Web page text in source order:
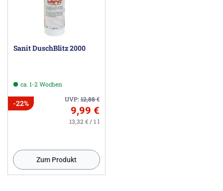
Sanit DuschBlitz 2000
ca. 1-2 Wochen
UVP:12,88€
-22%
9,99 €
13,32 € / 1 l
Zum Produkt